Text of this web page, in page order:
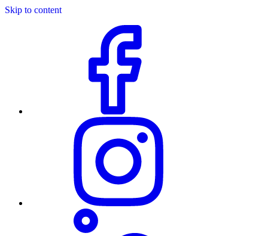
Skip to content